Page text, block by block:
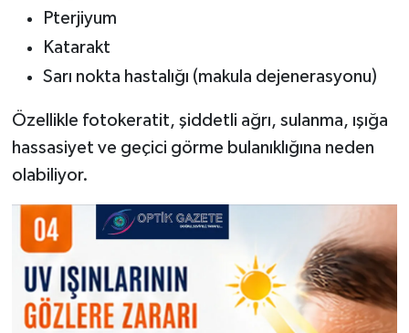
Pterjiyum
Katarakt
Sarı nokta hastalığı (makula dejenerasyonu)
Özellikle fotokeratit, şiddetli ağrı, sulanma, ışığa
hassasiyet ve geçici görme bulanıklığına neden
olabiliyor.